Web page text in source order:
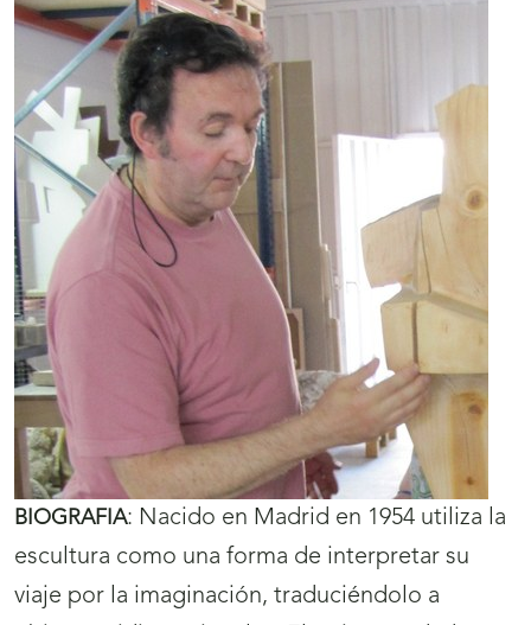
BIOGRAFIA: Nacido en Madrid en 1954 utiliza la
escultura como una forma de interpretar su
viaje por la imaginación, traduciéndolo a